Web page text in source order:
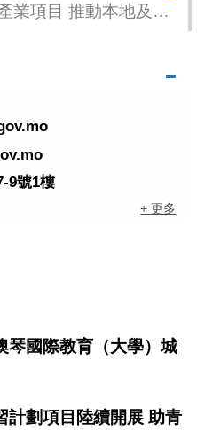
業項目 推動本地及區
9號1樓
+ 更多
琴國際教育（大學）城
計劃項目陸續開展 助青